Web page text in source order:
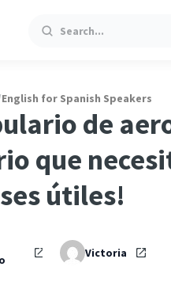
Search
English for Spanish Speakers
de
que
útiles!
Victoria